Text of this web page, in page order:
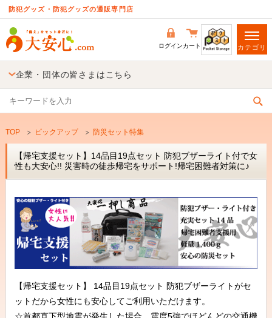
防犯グッズ・防犯グッズの通販専門店
ログインカート カテゴリ
企業・団体の皆さまはこちら
TOP ピックアップ 防災セット特集
【帰宅支援セット】14品目19点セット 防犯ブザーライト付で女
性も大安心!! 災害時の徒歩帰宅をサポート!帰宅困難者対策に♪
【帰宅支援セット】 14品目19点セット 防犯ブザーライトがセ
ットだから女性にも安心してご利用いただけます。